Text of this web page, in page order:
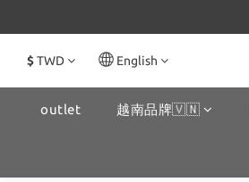
$TWD English
outlet 越南品牌🇻🇳